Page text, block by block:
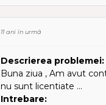
11 ani în urmă
Descrierea problemei:
Buna ziua , Am avut
nu sunt licentiate ...
Intrebare: